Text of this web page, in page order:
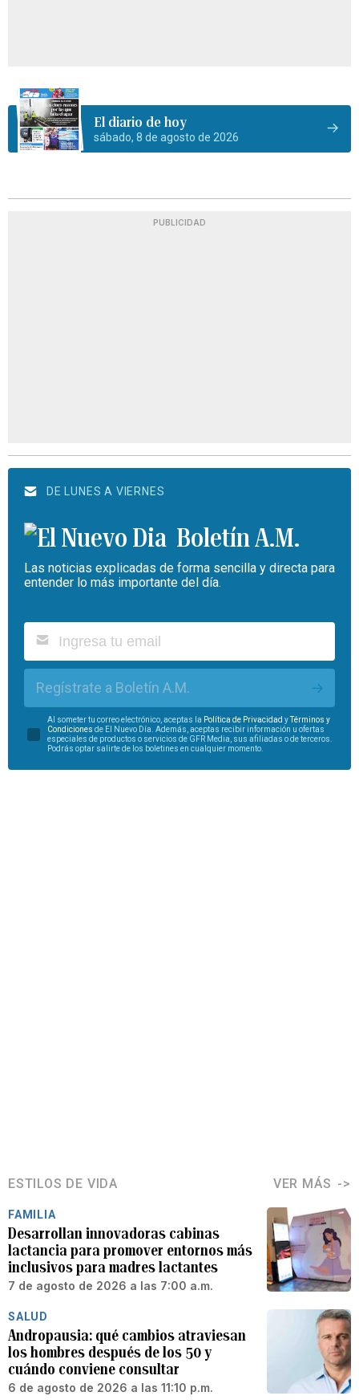
El diario de hoy
sábado, 8 de agosto de 2026
PUBLICIDAD
DE LUNES A VIERNES
Boletín A.M.
Las noticias explicadas de forma sencilla y directa para
entender lo más importante del día.
Regístrate a Boletín A.M.
Al someter tu correo electrónico, aceptas la Política de Privacidad y
Términos y
Condiciones de El Nuevo Día. Además, aceptas recibir información u ofertas
especiales de productos o servicios de GFR Media, sus afiliadas o de terceros.
Podrás optar salirte de los boletines en cualquier momento.
ESTILOS DE VIDA VER MÁS
FAMILIA
Desarrollan innovadoras cabinas
lactancia para promover entornos más
inclusivos para madres lactantes
7 de agosto de 2026 a las 7:00 a.m.
SALUD
Andropausia: qué cambios atraviesan
los hombres después de los 50 y
cuándo conviene consultar
6 de agosto de 2026 a las 11:10 p.m.